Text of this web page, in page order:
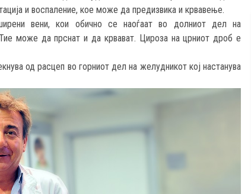
и воспаление, кое може да предизвика и крвавење.
вени, кои обично се наоѓаат во долниот дел на
може да прснат и да крвават. Цироза на црниот дроб е
од расцеп во горниот дел на желудникот кој настанува